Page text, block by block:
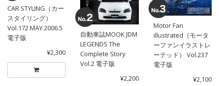
CAR STYLING（カー
スタイリング）
Vol.172 MAY 2006.5
電子版
¥2,300
自動車誌MOOK JDM
LEGENDS The
Complete Story
Vol.2 電子版
¥2,200
Motor Fan
illustrated（モータ
ーファンイラストレ
ーテッド） Vol.237
電子版
¥2,100